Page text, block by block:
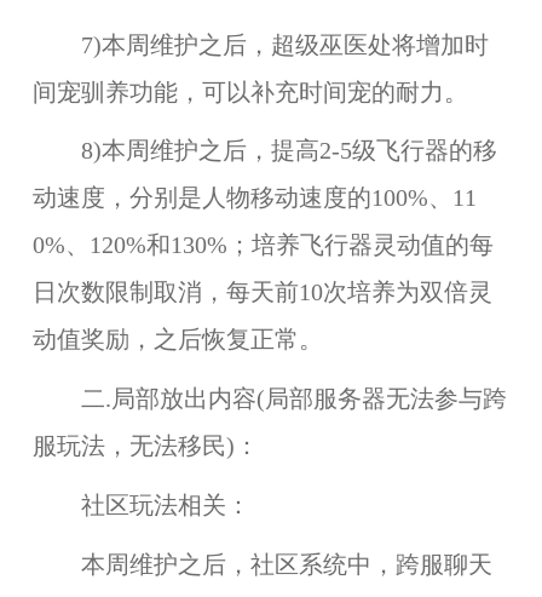
7)本周维护之后，超级巫医处将增加时
间宠驯养功能，可以补充时间宠的耐力。
8)本周维护之后，提高2-5级飞行器的移
动速度，分别是人物移动速度的100%、11
0%、120%和130%；培养飞行器灵动值的每
日次数限制取消，每天前10次培养为双倍灵
动值奖励，之后恢复正常。
二.局部放出内容(局部服务器无法参与跨
服玩法，无法移民)：
社区玩法相关：
本周维护之后，社区系统中，跨服聊天